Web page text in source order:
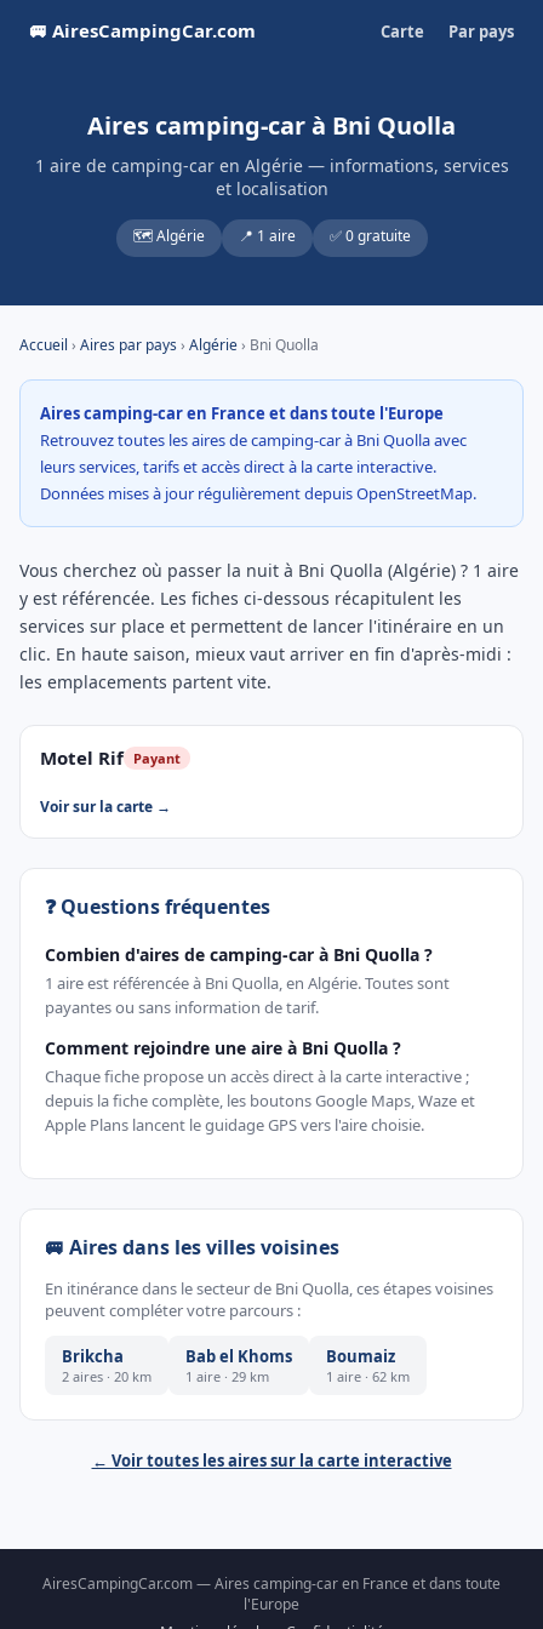
🚐 AiresCampingCar.com Carte Par pays
Aires camping-car à Bni Quolla
1 aire de camping-car en Algérie — informations, services
et localisation
🗺️ Algérie 📍 1 aire ✅ 0 gratuite
Accueil › Aires par pays› Algérie› Bni Quolla
Aires camping-car en France et dans toute l'Europe
Retrouvez toutes les aires de camping-car à Bni Quolla avec
leurs services, tarifs et accès direct à la carte interactive.
Données mises à jour régulièrement depuis OpenStreetMap.
Vous cherchez où passer la nuit à Bni Quolla (Algérie) ? 1 aire
y est référencée. Les fiches ci-dessous récapitulent les
services sur place et permettent de lancer l'itinéraire en un
clic. En haute saison, mieux vaut arriver en fin d'après-midi :
les emplacements partent vite.
Motel Rif Payant
Voir sur la carte →
❓ Questions fréquentes
Combien d'aires de camping-car à Bni Quolla ?
1 aire est référencée à Bni Quolla, en Algérie. Toutes sont
payantes ou sans information de tarif.
Comment rejoindre une aire à Bni Quolla ?
Chaque fiche propose un accès direct à la carte interactive ;
depuis la fiche complète, les boutons Google Maps, Waze et
Apple Plans lancent le guidage GPS vers l'aire choisie.
🚐 Aires dans les villes voisines
En itinérance dans le secteur de Bni Quolla, ces étapes voisines
peuvent compléter votre parcours :
Brikcha
2 aires · 20 km
Bab el Khoms
1 aire · 29 km
Boumaiz
1 aire · 62 km
← Voir toutes les aires sur la carte interactive
AiresCampingCar.com — Aires camping-car en France et dans toute
l'Europe